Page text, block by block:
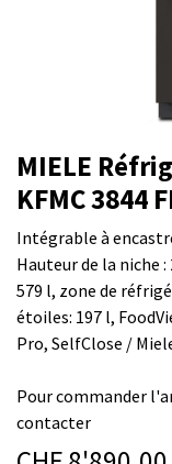
MIELE
KFMC 3844
Intégrable à
Hauteur de la niche
579 l, zone de
étoiles: 197 l,
Pro, SelfClose /
Pour commander
contacter